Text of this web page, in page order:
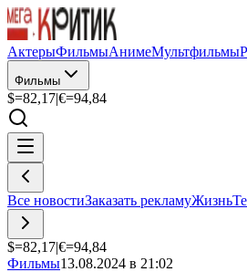
АктерыФильмыАнимеМультфильмы
Фильмы
$=82,17|€=94,84
Все новостиЗаказать рекламуЖизнь
$=82,17|€=94,84
Фильмы13.08.2024 в 21:02